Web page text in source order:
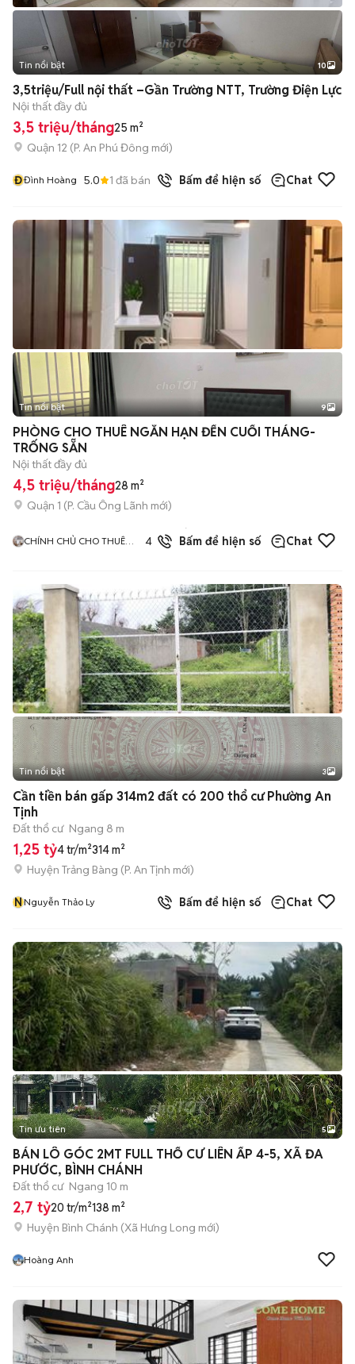
+2
Tin nổi bật 10
3,5triệu/Full nội thất –Gần Trường NTT, Trường Điện Lực
Nội thất đầy đủ
3,5 triệu/tháng25 m²
Quận 12 (P. An Phú Đông mới)
ĐĐình Hoàng 5.0 1 đã bán Bấm để hiện số Chat
+2
Tin nổi bật 9
PHÒNG CHO THUÊ NGẮN HẠN ĐẾN CUỐI THÁNG-
TRỐNG SẴN
Nội thất đầy đủ
4,5 triệu/tháng28 m²
Quận 1 (P. Cầu Ông Lãnh mới)
CHÍNH CHỦ CHO THUÊ
4.7
đã
bán
Bấm để hiện số Chat
Tin nổi bật 3
Cần tiền bán gấp 314m2 đất có 200 thổ cư Phường An
Tịnh
Đất thổ cư Ngang 8 m
1,25 tỷ4 tr/m²314 m²
Huyện Trảng Bàng (P. An Tịnh mới)
NNguyễn Thảo Ly Bấm để hiện số Chat
Tin ưu tiên 5
BÁN LÔ GÓC 2MT FULL THỔ CƯ LIÊN ẤP 4-5, XÃ ĐA
PHƯỚC, BÌNH CHÁNH
Đất thổ cư Ngang 10 m
2,7 tỷ20 tr/m²138 m²
Huyện Bình Chánh (Xã Hưng Long mới)
Hoàng Anh